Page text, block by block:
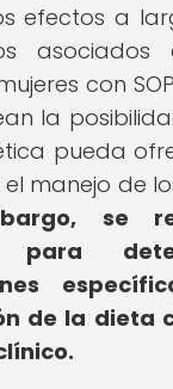
efectos a
con
la
pueda
manejo de
se
para
de la dieta